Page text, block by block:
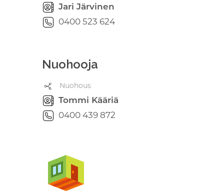
Jari Järvinen
0400 523 624
Nuohooja
Nuohous
Tommi Kääriä
0400 439 872